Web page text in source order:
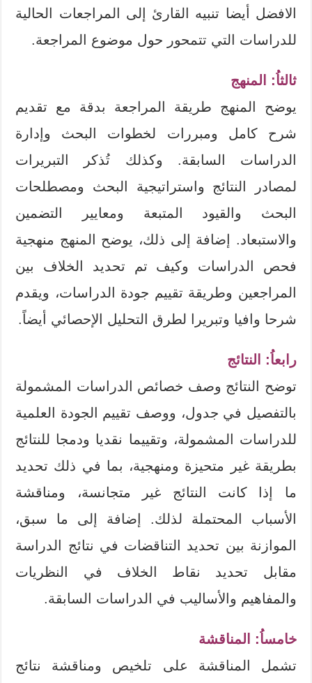
الافضل أيضا تنبيه القارئ إلى المراجعات الحالية
للدراسات التي تتمحور حول موضوع المراجعة.
ثالثاُ: المنهج
يوضح المنهج طريقة المراجعة بدقة مع تقديم
شرح كامل ومبررات لخطوات البحث وإدارة
الدراسات السابقة. وكذلك تُذكر التبريرات
لمصادر النتائج واستراتيجية البحث ومصطلحات
البحث والقيود المتبعة ومعايير التضمين
والاستبعاد. إضافة إلى ذلك، يوضح المنهج منهجية
فحص الدراسات وكيف تم تحديد الخلاف بين
المراجعين وطريقة تقييم جودة الدراسات، ويقدم
شرحا وافيا وتبريرا لطرق التحليل الإحصائي أيضاً.
رابعاُ: النتائج
توضح النتائج وصف خصائص الدراسات المشمولة
بالتفصيل في جدول، ووصف تقييم الجودة العلمية
للدراسات المشمولة، وتقييما نقديا ودمجا للنتائج
بطريقة غير متحيزة ومنهجية، بما في ذلك تحديد
ما إذا كانت النتائج غير متجانسة، ومناقشة
الأسباب المحتملة لذلك. إضافة إلى ما سبق،
الموازنة بين تحديد التناقضات في نتائج الدراسة
مقابل تحديد نقاط الخلاف في النظريات
والمفاهيم والأساليب في الدراسات السابقة.
خامساُ: المناقشة
تشمل المناقشة على تلخيص ومناقشة نتائج